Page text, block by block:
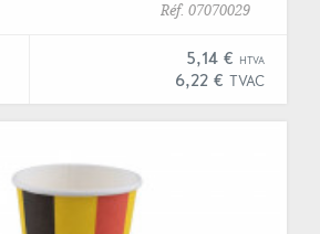
Réf. 07070029
5,14 € HTVA
6,22 €TVAC
Ajouter une unité de "Gobelet